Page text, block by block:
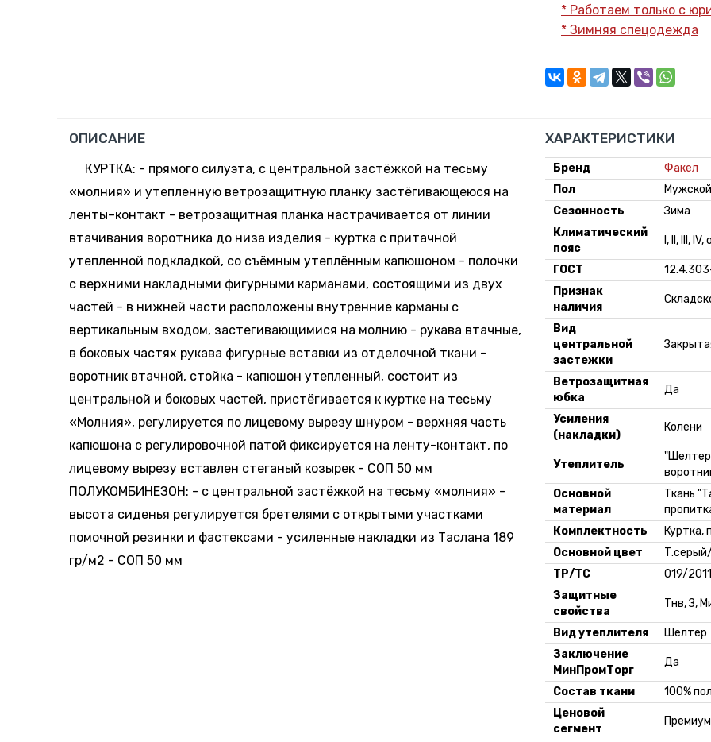
182-188, 60-62 352.72
182-188, 64-66 407.63
* Работаем только с
* Зимняя спецодежда
ОПИСАНИЕ
КУРТКА: - прямого силуэта, с центральной застёжкой на тесьму
«молния» и утепленную ветрозащитную планку застёгивающеюся на
ленты–контакт - ветрозащитная планка настрачивается от линии
втачивания воротника до низа изделия - куртка с притачной
утепленной подкладкой, со съёмным утеплённым капюшоном - полочки
с верхними накладными фигурными карманами, состоящими из двух
частей - в нижней части расположены внутренние карманы с
вертикальным входом, застегивающимися на молнию - рукава втачные,
в боковых частях рукава фигурные вставки из отделочной ткани -
воротник втачной, стойка - капюшон утепленный, состоит из
центральной и боковых частей, пристёгивается к куртке на тесьму
«Молния», регулируется по лицевому вырезу шнуром - верхняя часть
капюшона с регулировочной патой фиксируется на ленту-контакт, по
лицевому вырезу вставлен стеганый козырек - СОП 50 мм
ПОЛУКОМБИНЕЗОН: - с центральной застёжкой на тесьму «молния» -
высота сиденья регулируется бретелями с открытыми участками
помочной резинки и фастексами - усиленные накладки из Таслана 189
гр/м2 - СОП 50 мм
ХАРАКТЕРИСТИКИ
Бренд
Факел
Пол
Мужской
Сезонность
Зима
Климатический
пояс
I, II, III,
ГОСТ
Признак
наличия
Вид
центральной
застежки
Ветрозащитная
юбка
Да
Усиления
(накладки)
Колени
Утеплитель
Основной
материал
Ткань
Комплектность
Куртка,
Основной цвет
ТР/ТС
019/2011
Защитные
свойства
Тнв, З,
Вид утеплителя
Шелтер
Заключение
МинПромТорг
Да
Состав ткани
100%
Ценовой
сегмент
Премиум